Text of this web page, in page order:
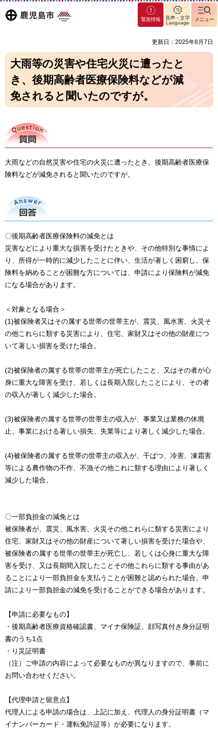
鹿児島
マグ
マシ
島市
緊急情報
音声・文字
Language
メニュー
更新日：2025年8月7日
大雨等の災害や住宅火災に遭ったと
き、後期高齢者医療保険料などが減
免されると聞いたのですが。
質問
大雨などの自然災害や住宅の火災に遭ったとき、後期高齢者医療保
険料などが減免されると聞いたのですが。
回答
〇後期高齢者医療保険料の減免とは
災害などにより重大な損害を受けたときや、その他特別な事情によ
り、所得が一時的に減少したことに伴い、生活が著しく困窮し、保
険料を納めることが困難な方については、申請により保険料が減免
になる場合があります。
＜対象となる場合＞
(1)被保険者又はその属する世帯の世帯主が、震災、風水害、火災そ
の他これらに類する災害により、住宅、家財又はその他の財産につ
いて著しい損害を受けた場合。
(2)被保険者の属する世帯の世帯主が死亡したこと、又はその者が心
身に重大な障害を受け、若しくは長期入院したことにより、その者
の収入が著しく減少した場合。
(3)被保険者の属する世帯の世帯主の収入が、事業又は業務の休廃
止、事業における著しい損失、失業等により著しく減少した場合。
(4)被保険者の属する世帯の世帯主の収入が、干ばつ、冷害、凍霜害
等による農作物の不作、不漁その他これに類する理由により著しく
減少した場合。
〇一部負担金の減免とは
被保険者が、震災、風水害、火災その他これらに類する災害により
住宅、家財又はその他の財産について著しい損害を受けた場合や、
被保険者の属する世帯の世帯主が死亡し、若しくは心身に重大な障
害を受け、又は長期間入院したことその他これらに類する事由があ
ることにより一部負担金を支払うことが困難と認められた場合、申
請により一部負担金の減免を受けることができる場合があります。
【申請に必要なもの】
・後期高齢者医療資格確認書、マイナ保険証、顔写真付き身分証明
書のうち1点
・り災証明書
（注）ご申請の内容によって必要なものが異なりますので、事前に
お問い合わせください。
【代理申請と留意点】
代理人による申請の場合は、上記に加え、代理人の身分証明書（マ
イナンバーカード・運転免許証等）が必要になります。